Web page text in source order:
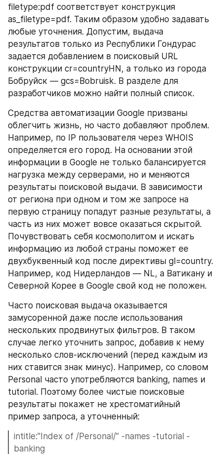
filetype:pdf соответствует конструкция
as_filetype=pdf. Таким образом удобно задавать
любые уточнения. Допустим, выдача
результатов только из Республики Гондурас
задается добавлением в поисковый URL
конструкции cr=countryHN, а только из города
Бобруйск — gcs=Bobruisk. В разделе для
разработчиков можно найти полный список.
Средства автоматизации Google призваны
облегчить жизнь, но часто добавляют проблем.
Например, по IP пользователя через WHOIS
определяется его город. На основании этой
информации в Google не только балансируется
нагрузка между серверами, но и меняются
результаты поисковой выдачи. В зависимости
от региона при одном и том же запросе на
первую страницу попадут разные результаты, а
часть из них может вовсе оказаться скрытой.
Почувствовать себя космополитом и искать
информацию из любой страны поможет ее
двухбуквенный код после директивы gl=country.
Например, код Нидерландов — NL, а Ватикану и
Северной Корее в Google свой код не положен.
Часто поисковая выдача оказывается
замусоренной даже после использования
нескольких продвинутых фильтров. В таком
случае легко уточнить запрос, добавив к нему
несколько слов-исключений (перед каждым из
них ставится знак минус). Например, со словом
Personal часто употребляются banking, names и
tutorial. Поэтому более чистые поисковые
результаты покажет не хрестоматийный
пример запроса, а уточненный:
intitle:"Index of /Personal/" -names -tutorial -
banking